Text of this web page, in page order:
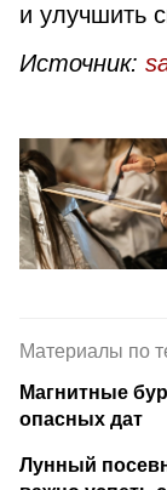
и улучшить
Источник:
Материалы по
Магнитные
опасных дат
Лунный